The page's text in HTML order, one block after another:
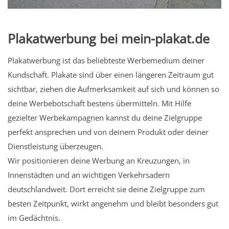
Plakatwerbung bei mein-plakat.de
Plakatwerbung ist das beliebteste Werbemedium deiner
Kundschaft. Plakate sind über einen längeren Zeitraum gut
sichtbar, ziehen die Aufmerksamkeit auf sich und können so
deine Werbebotschaft bestens übermitteln. Mit Hilfe
gezielter Werbekampagnen kannst du deine Zielgruppe
perfekt ansprechen und von deinem Produkt oder deiner
Dienstleistung überzeugen.
Wir positionieren deine Werbung an Kreuzungen, in
Innenstädten und an wichtigen Verkehrsadern
deutschlandweit. Dort erreicht sie deine Zielgruppe zum
besten Zeitpunkt, wirkt angenehm und bleibt besonders gut
im Gedächtnis.